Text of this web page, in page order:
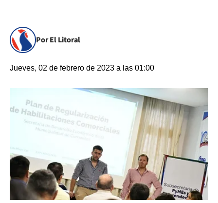
Por El Litoral
Jueves, 02 de febrero de 2023 a las 01:00